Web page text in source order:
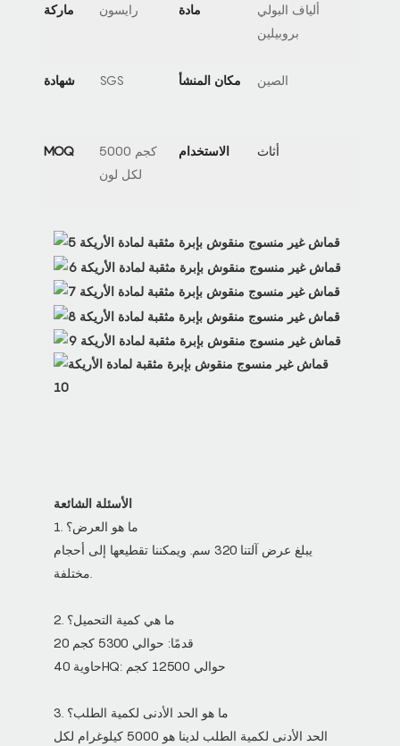
ماركة رايسون مادة
ألياف البولي
بروبيلين
شهادة SGS مكان المنشأ الصين
MOQ
5000 كجم
لكل لون
الاستخدام أثاث
الأسئلة الشائعة
1. ما هو العرض؟
يبلغ عرض آلتنا 320 سم. ويمكننا تقطيعها إلى أحجام
2. ما هي كمية التحميل؟
20 قدمًا: حوالي 5300 كجم
حاوية 40HQ: حوالي 12500 كجم
3. ما هو الحد الأدنى لكمية الطلب؟
الحد الأدنى لكمية الطلب لدينا هو 5000 كيلوغرام لكل